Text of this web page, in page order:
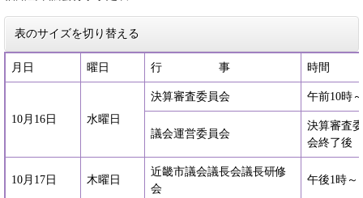
表のサイズを切り替える
月日 曜日 行 事 時間
10月16日 水曜日
決算審査委員会 午前10時～
議会運営委員会
決算審査
会終了後
10月17日 木曜日
近畿市議会議長会議長研修
会
午後1時～